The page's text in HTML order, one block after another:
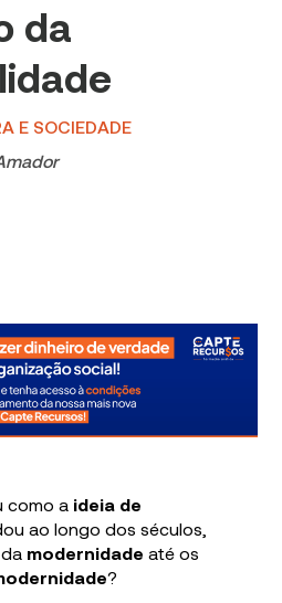
da
E SOCIEDADE
como a ideia de
ao longo dos séculos,
modernidade até os
?